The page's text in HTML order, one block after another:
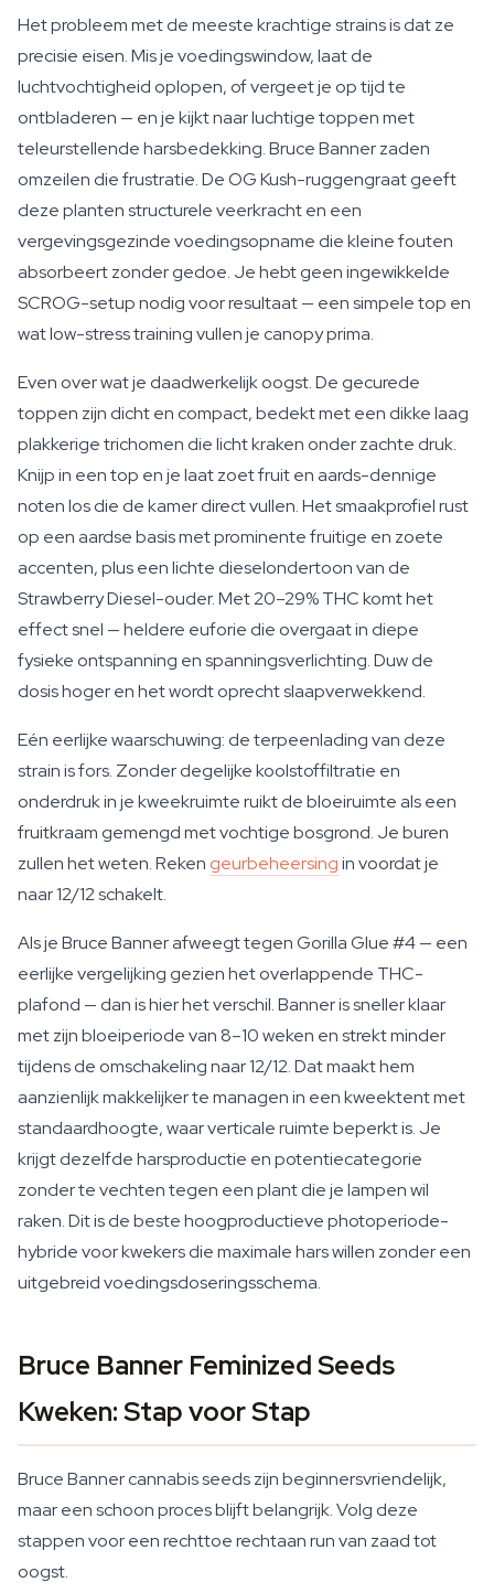
Het probleem met de meeste krachtige strains is dat ze
precisie eisen. Mis je voedingswindow, laat de
luchtvochtigheid oplopen, of vergeet je op tijd te
ontbladeren — en je kijkt naar luchtige toppen met
teleurstellende harsbedekking. Bruce Banner zaden
omzeilen die frustratie. De OG Kush-ruggengraat geeft
deze planten structurele veerkracht en een
vergevingsgezinde voedingsopname die kleine fouten
absorbeert zonder gedoe. Je hebt geen ingewikkelde
SCROG-setup nodig voor resultaat — een simpele top en
wat low-stress training vullen je canopy prima.
Even over wat je daadwerkelijk oogst. De gecurede
toppen zijn dicht en compact, bedekt met een dikke laag
plakkerige trichomen die licht kraken onder zachte druk.
Knijp in een top en je laat zoet fruit en aards-dennige
noten los die de kamer direct vullen. Het smaakprofiel rust
op een aardse basis met prominente fruitige en zoete
accenten, plus een lichte dieselondertoon van de
Strawberry Diesel-ouder. Met 20–29% THC komt het
effect snel — heldere euforie die overgaat in diepe
fysieke ontspanning en spanningsverlichting. Duw de
dosis hoger en het wordt oprecht slaapverwekkend.
Eén eerlijke waarschuwing: de terpeenlading van deze
strain is fors. Zonder degelijke koolstoffiltratie en
onderdruk in je kweekruimte ruikt de bloeiruimte als een
fruitkraam gemengd met vochtige bosgrond. Je buren
zullen het weten. Reken geurbeheersingin voordat je
naar 12/12 schakelt.
Als je Bruce Banner afweegt tegen Gorilla Glue #4 — een
eerlijke vergelijking gezien het overlappende THC-
plafond — dan is hier het verschil. Banner is sneller klaar
met zijn bloeiperiode van 8–10 weken en strekt minder
tijdens de omschakeling naar 12/12. Dat maakt hem
aanzienlijk makkelijker te managen in een kweektent met
standaardhoogte, waar verticale ruimte beperkt is. Je
krijgt dezelfde harsproductie en potentiecategorie
zonder te vechten tegen een plant die je lampen wil
raken. Dit is de beste hoogproductieve photoperiode-
hybride voor kwekers die maximale hars willen zonder een
uitgebreid voedingsdoseringsschema.
Bruce Banner Feminized Seeds
Kweken: Stap voor Stap
Bruce Banner cannabis seeds zijn beginnersvriendelijk,
maar een schoon proces blijft belangrijk. Volg deze
stappen voor een rechttoe rechtaan run van zaad tot
oogst.